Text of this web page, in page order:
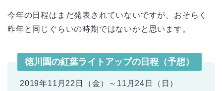
今年の日程はまだ発表されていないですが、おそらく
昨年と同じぐらいの時期ではないかと思います。
徳川園の紅葉ライトアップの日程（予想）
2019年11月22日（金）～11月24日（日）